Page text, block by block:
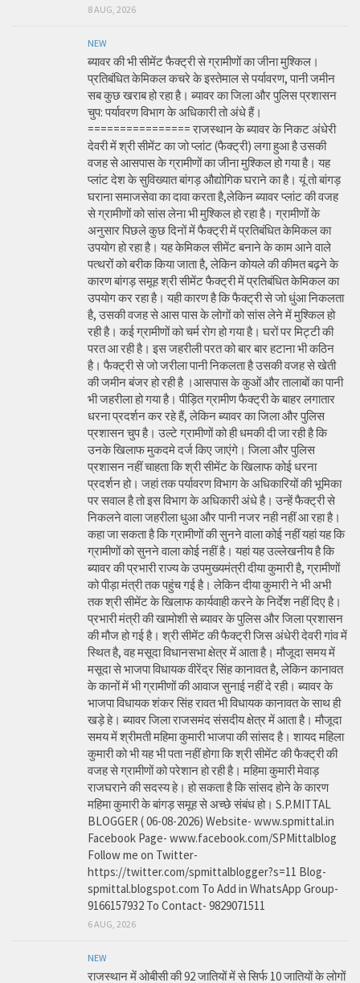
8 AUG, 2026
NEW
ब्यावर की भी सीमेंट फैक्ट्री से ग्रामीणों का जीना मुश्किल।
प्रतिबंधित केमिकल कचरे के इस्तेमाल से पर्यावरण, पानी जमीन
सब कुछ खराब हो रहा है। ब्यावर का जिला और पुलिस प्रशासन
चुप: पर्यावरण विभाग के अधिकारी तो अंधे हैं।
================ राजस्थान के ब्यावर के निकट अंधेरी
देवरी में श्री सीमेंट का जो प्लांट (फैक्ट्री) लगा हुआ है उसकी
वजह से आसपास के ग्रामीणों का जीना मुश्किल हो गया है। यह
प्लांट देश के सुविख्यात बांगड़ औद्योगिक घराने का है। यूं तो बांगड़
घराना समाजसेवा का दावा करता है,लेकिन ब्यावर प्लांट की वजह
से ग्रामीणों को सांस लेना भी मुश्किल हो रहा है। ग्रामीणों के
अनुसार पिछले कुछ दिनों में फैक्ट्री में प्रतिबंधित केमिकल का
उपयोग हो रहा है। यह केमिकल सीमेंट बनाने के काम आने वाले
पत्थरों को बरीक किया जाता है, लेकिन कोयले की कीमत बढ़ने के
कारण बांगड़ समूह श्री सीमेंट फैक्ट्री में प्रतिबंधित केमिकल का
उपयोग कर रहा है। यही कारण है कि फैक्ट्री से जो धुंआ निकलता
है, उसकी वजह से आस पास के लोगों को सांस लेने में मुश्किल हो
रही है। कई ग्रामीणों को चर्म रोग हो गया है। घरों पर मिट्टी की
परत आ रही है। इस जहरीली परत को बार बार हटाना भी कठिन
है। फैक्ट्री से जो जरीला पानी निकलता है उसकी वजह से खेती
की जमीन बंजर हो रही है ।आसपास के कुओं और तालाबों का पानी
भी जहरीला हो गया है। पीड़ित ग्रामीण फैक्ट्री के बाहर लगातार
धरना प्रदर्शन कर रहे हैं, लेकिन ब्यावर का जिला और पुलिस
प्रशासन चुप है। उल्टे ग्रामीणों को ही धमकी दी जा रही है कि
उनके खिलाफ मुकदमे दर्ज किए जाएंगे। जिला और पुलिस
प्रशासन नहीं चाहता कि श्री सीमेंट के खिलाफ कोई धरना
प्रदर्शन हो। जहां तक पर्यावरण विभाग के अधिकारियों की भूमिका
पर सवाल है तो इस विभाग के अधिकारी अंधे है। उन्हें फैक्ट्री से
निकलने वाला जहरीला धुआ और पानी नजर नही नहीं आ रहा है।
कहा जा सकता है कि ग्रामीणों की सुनने वाला कोई नहीं यहां यह कि
ग्रामीणों को सुनने वाला कोई नहीं है। यहां यह उल्लेखनीय है कि
ब्यावर की प्रभारी राज्य के उपमुख्यमंत्री दीया कुमारी है, ग्रामीणों
को पीड़ा मंत्री तक पहुंच गई है। लेकिन दीया कुमारी ने भी अभी
तक श्री सीमेंट के खिलाफ कार्यवाही करने के निर्देश नहीं दिए है।
प्रभारी मंत्री की खामोशी से ब्यावर के पुलिस और जिला प्रशासन
की मौज हो गई है। श्री सीमेंट की फैक्ट्री जिस अंधेरी देवरी गांव में
स्थित है, वह मसूदा विधानसभा क्षेत्र में आता है। मौजूदा समय में
मसूदा से भाजपा विधायक वीरेंद्र सिंह कानावत है, लेकिन कानावत
के कानों में भी ग्रामीणों की आवाज सुनाई नहीं दे रही। ब्यावर के
भाजपा विधायक शंकर सिंह रावत भी विधायक कानावत के साथ ही
खड़े हे। ब्यावर जिला राजसमंद संसदीय क्षेत्र में आता है। मौजूदा
समय में श्रीमती महिमा कुमारी भाजपा की सांसद है। शायद महिला
कुमारी को भी यह भी पता नहीं होगा कि श्री सीमेंट की फैक्ट्री की
वजह से ग्रामीणों को परेशान हो रही है। महिमा कुमारी मेवाड़
राजघराने की सदस्य हे। हो सकता है कि सांसद होने के कारण
महिमा कुमारी के बांगड़ समूह से अच्छे संबंध हो। S.P.MITTAL
BLOGGER ( 06-08-2026) Website- www.spmittal.in
Facebook Page- www.facebook.com/SPMittalblog
Follow me on Twitter-
https://twitter.com/spmittalblogger?s=11 Blog-
spmittal.blogspot.com To Add in WhatsApp Group-
9166157932 To Contact- 9829071511
6 AUG, 2026
NEW
राजस्थान में ओबीसी की 92 जातियों में से सिर्फ 10 जातियों के लोगों